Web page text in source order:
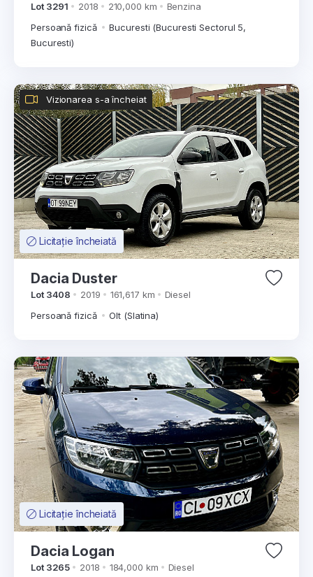
Lot 3291 2018 210,000 km
Benzina
Persoană fizică
Bucuresti (Bucuresti Sectorul 5,
Bucuresti)
Licitație încheiată
Vizionarea s-a încheiat
Dacia Duster
Lot 3408 2019 161,617 km
Diesel
Persoană fizică
Olt (Slatina)
Licitație încheiată
Dacia Logan
Lot 3265 2018 184,000 km
Diesel